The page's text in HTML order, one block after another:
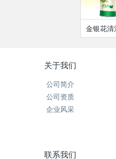
关于我们
公司简介
公司资质
企业风采
联系我们